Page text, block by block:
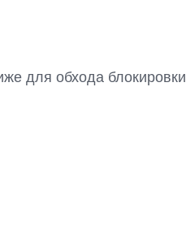
для обхода блокировки